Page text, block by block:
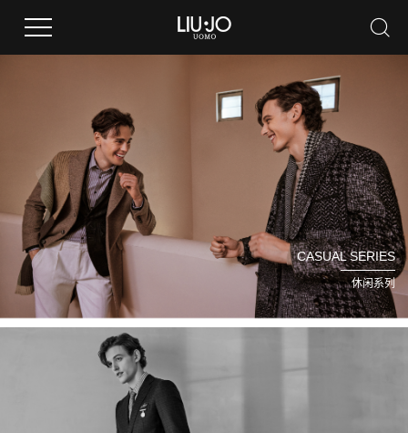
CASUAL SERIES
休闲系列